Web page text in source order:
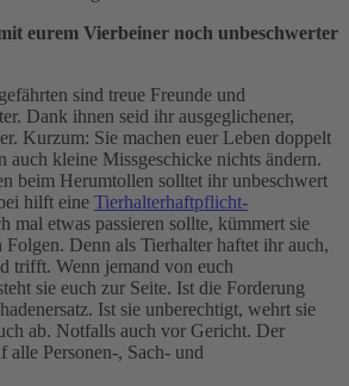
eurem Vierbeiner noch unbeschwerter
sind treue Freunde und
Dank ihnen seid ihr ausgeglichener,
Kurzum: Sie machen euer Leben doppelt
auch kleine Missgeschicke nichts ändern.
beim Herumtollen solltet ihr unbeschwert
hilft eine Tierhalterhaftpflicht-
mal etwas passieren sollte, kümmert sie
Denn als Tierhalter haftet ihr auch,
trifft. Wenn jemand von euch
sie euch zur Seite. Ist die Forderung
Ist sie unberechtigt, wehrt sie
ab. Notfalls auch vor Gericht. Der
alle Personen-, Sach- und